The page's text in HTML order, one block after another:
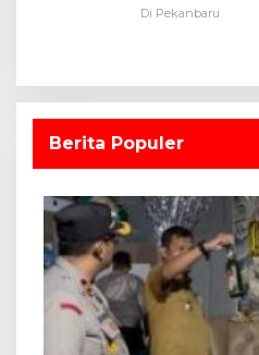
Dalam Ruangan
Di Pekanbaru
Berita Populer